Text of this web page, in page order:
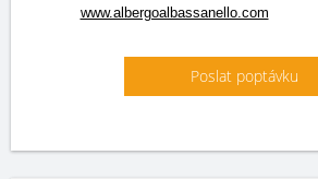
www.albergoalbassanello.com
Poslat poptávku